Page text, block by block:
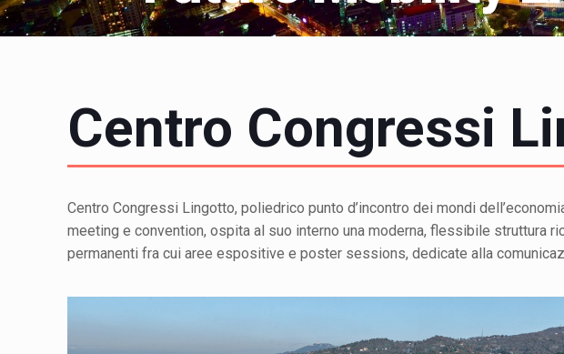
Centro Congressi
Centro Congressi Lingotto, poliedrico punto d’incontro dei mondi
meeting e convention, ospita al suo interno una moderna, flessibile
permanenti fra cui aree espositive e poster sessions, dedicate alla